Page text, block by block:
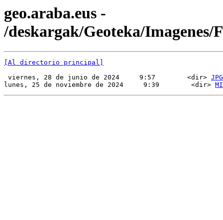
geo.araba.eus -
/deskargak/Geoteka/Imagenes/
[Al directorio principal]
viernes, 28 de junio de 2024     9:57        <dir> JPG
lunes, 25 de noviembre de 2024     9:39        <dir>